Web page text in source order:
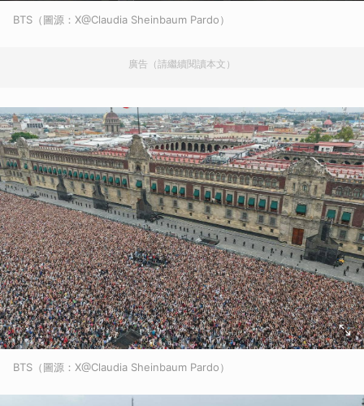
BTS（圖源：X@Claudia Sheinbaum Pardo）
廣告（請繼續閱讀本文）
BTS（圖源：X@Claudia Sheinbaum Pardo）